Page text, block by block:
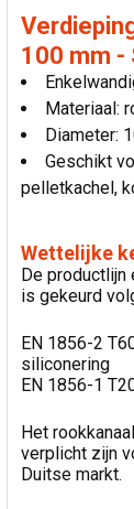
100 mm
Materiaal:
Diameter:
Geschikt
pelletkachel,
Wettelijke
De productlijn
is gekeurd
EN 1856-2
siliconering
EN 1856-1
Het
verplicht zijn
Duitse markt.